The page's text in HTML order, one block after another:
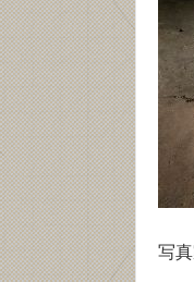
写